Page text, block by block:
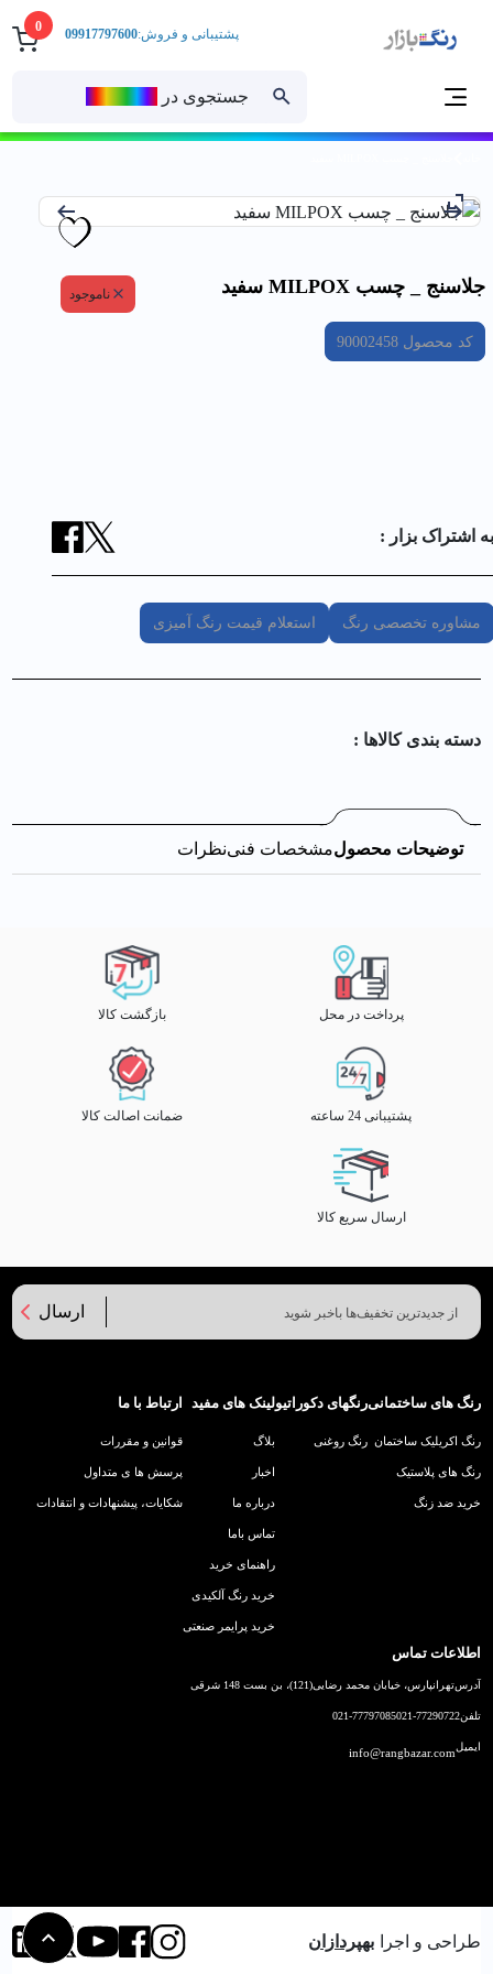
0
جستجوی در
پشتیبانی و فروش:09917797600
جلاسنج _ چسب MILPOX سفيد ناموجود
کد محصول90002458
به اشتراک بزار :
مشاوره تخصصی رنگ استعلام قیمت رنگ آمیزی
دسته بندی کالا‌ها :
توضیحات محصولمشخصات فنینظرات
پرداخت در محل بازگشت کالا
پشتیبانی 24 ساعته ضمانت اصالت کالا
ارسال سریع کالا
ارسال
رنگ های ساختمانی
رنگ اکریلیک ساختمان
رنگ های پلاستیک
خرید ضد زنگ
رنگهای دکوراتیو
رنگ روغنی
لینک های مفید
بلاگ
اخبار
درباره ما
تماس باما
راهنمای خرید
خرید رنگ آلکیدی
خرید پرایمر صنعتی
ارتباط با ما
قوانین و مقررات
پرسش ها ی متداول
شکایات، پیشنهادات و انتقادات
اطلاعات تماس
آدرستهرانپارس، خیابان محمد رضایی(121)، بن بست 148 شرقی
تلفن021-77290722
021-77797085
ایمیلinfo@rangbazar.com
طراحی و اجرا بهپردازان